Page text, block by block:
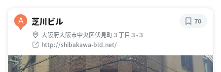
A 芝川ビル
大阪府大阪市中央区伏見町３丁目３-３
http://shibakawa-bld.net/
70